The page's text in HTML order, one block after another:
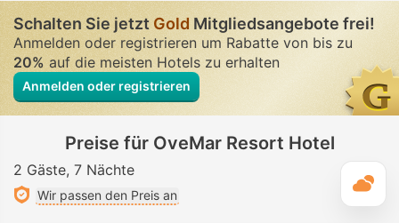
Schalten Sie jetztGold Mitgliedsangebote frei!
Anmelden oder registrieren um Rabatte von bis zu
20%auf die meisten Hotels zu erhalten
Anmelden oder registrieren
Preise für OveMar Resort Hotel
2 Gäste 7 Nächte
Wir passen den Preis an